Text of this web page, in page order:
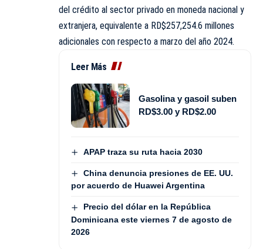
del crédito al sector privado en moneda nacional y
extranjera, equivalente a RD$257,254.6 millones
adicionales con respecto a marzo del año 2024.
Leer Más
Gasolina y gasoil suben
RD$3.00 y RD$2.00
APAP traza su ruta hacia 2030
China denuncia presiones de EE. UU.
por acuerdo de Huawei Argentina
Precio del dólar en la República
Dominicana este viernes 7 de agosto de
2026